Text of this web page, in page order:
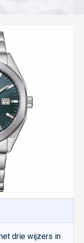
drie wijzers in